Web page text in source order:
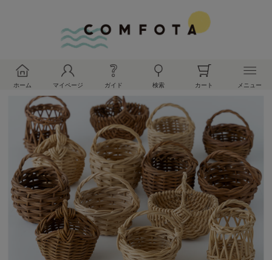
ホーム マイページ ガイド 検索 カート メニュー